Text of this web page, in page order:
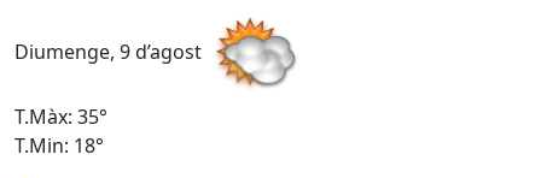
Diumenge, 9 d’agost
T.Màx: 35°
T.Min: 18°